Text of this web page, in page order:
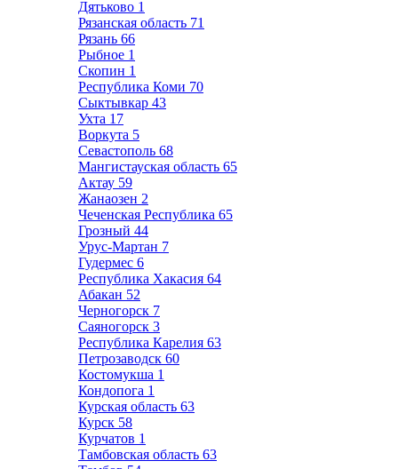
Дятьково 1
Рязанская область 71
Рязань 66
Рыбное 1
Скопин 1
Республика Коми 70
Сыктывкар 43
Ухта 17
Воркута 5
Севастополь 68
Мангистауская область 65
Актау 59
Жанаозен 2
Чеченская Республика 65
Грозный 44
Урус-Мартан 7
Гудермес 6
Республика Хакасия 64
Абакан 52
Черногорск 7
Саяногорск 3
Республика Карелия 63
Петрозаводск 60
Костомукша 1
Кондопога 1
Курская область 63
Курск 58
Курчатов 1
Тамбовская область 63